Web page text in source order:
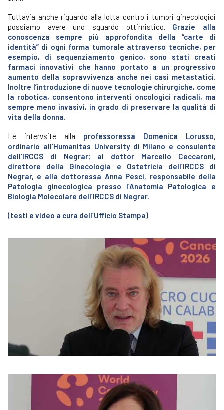
Tuttavia anche riguardo alla lotta contro i tumori ginecologici
possiamo avere uno sguardo ottimistico. Grazie alla
conoscenza sempre più approfondita della “carte di
identità” di ogni forma tumorale attraverso tecniche, per
esempio, di sequenziamento genico, sono stati creati
farmaci innovativi che hanno portato a un progressivo
aumento della sopravvivenza anche nei casi metastatici.
Inoltre l’introduzione di nuove tecnologie chirurgiche, come
la robotica, consentono interventi oncologici radicali, ma
sempre meno invasivi, in grado di preservare la qualità di
vita della donna.
Le intervsite alla professoressa Domenica Lorusso,
ordinario all’Humanitas University di Milano e consulente
dell’IRCCS di Negrar; al dottor Marcello Ceccaroni,
direttore della Ginecologia e Ostetricia dell’IRCCS di
Negrar, e alla dottoressa Anna Pesci, responsabile della
Patologia ginecologica presso l’Anatomia Patologica e
Biologia Molecolare dell’IRCCS di Negrar.
(testi e video a cura dell’Ufficio Stampa)